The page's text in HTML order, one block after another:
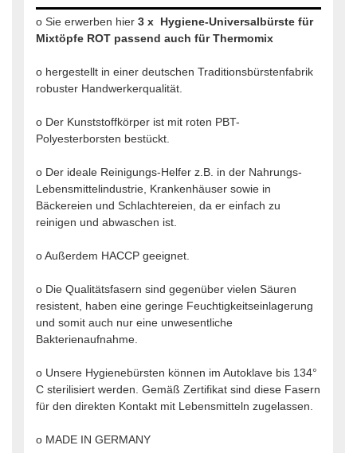
o Sie erwerben hier 3 x Hygiene-Universalbürste für
Mixtöpfe ROT passend auch für Thermomix
o hergestellt in einer deutschen Traditionsbürstenfabrik
robuster Handwerkerqualität.
o Der Kunststoffkörper ist mit roten PBT-
Polyesterborsten bestückt.
o Der ideale Reinigungs-Helfer z.B. in der Nahrungs-
Lebensmittelindustrie, Krankenhäuser sowie in
Bäckereien und Schlachtereien, da er einfach zu
reinigen und abwaschen ist.
o Außerdem HACCP geeignet.
o Die Qualitätsfasern sind gegenüber vielen Säuren
resistent, haben eine geringe Feuchtigkeitseinlagerung
und somit auch nur eine unwesentliche
Bakterienaufnahme.
o Unsere Hygienebürsten können im Autoklave bis 134°
C sterilisiert werden. Gemäß Zertifikat sind diese Fasern
für den direkten Kontakt mit Lebensmitteln zugelassen.
o MADE IN GERMANY